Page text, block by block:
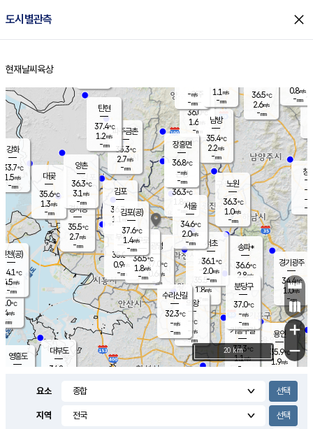
도시별관측 close
홈
현재날씨 육상
의도
℃
m/s
mm
영흥도
양주
36.0℃
1.6
-mm
과천
35.5℃
1.8m/s
- mm
용인
35.9℃
1.9m/s
경기광주
34.4℃
1.0m/s
-mm
대부도
34.8
경서동
35.5℃
2.7m/s
-mm
파주금촌
35.3℃
2.7m/s
-mm
36.5℃
2.6m/s
-mm
대곶
35.6℃
1.3m/s
-mm
창
-
-m/
-
탄현
37.4℃
1.2m/s
-mm
0.8m/s
-mm
의왕
- ℃
-m/s
-mm
김포
36.7℃
1.1 m/s
mm
광명
37.0
℃
0.6 m/s
-mm
부천
35.0℃
0.9m/s
-mm
양촌
36.3℃
3.1 m/s
-mm
구로
36.5℃
1.8m/s
-mm
은평
36.3℃
1.8 m/s
- mm
노원
36.3℃
1.0m/s
-mm
송파*
36.6℃
2.8m/s
-mm
서초
36.1℃
2.0m/s
-mm
남방
35.4℃
2.2m/s
-mm
기흥구갈
37.3℃
1.1m/s
-
수리산길
32.3℃
-m/s
-mm
분당구
37.0℃
-m/s
-mm
장흥면
36.8℃
-m/s
-mm
-m/s
-mm
강화
33.7℃
1.5m/s
-mm
인천(공)
34.1℃
4.5m/s
-mm
김포(공)
37.6℃
1.4m/s
-mm
서울
34.6℃
2.0m/s
-mm
1.1 m/s
-mm
+
−
20 km
요소
지역